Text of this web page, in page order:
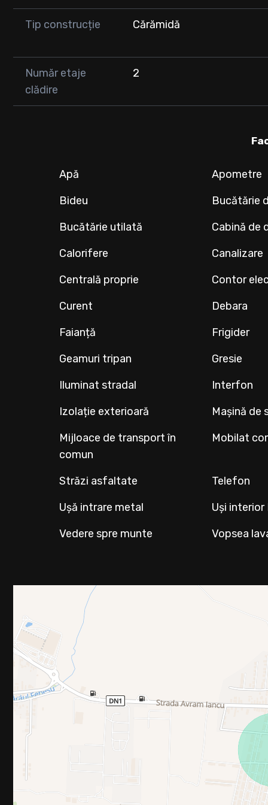
Tip construcție Cărămidă
Număr etaje
clădire
2
Apă Apometre
Bideu
Bucătărie
Bucătărie utilată
Cabină de
Calorifere
Canalizare
Centrală proprie
Contor
Curent
Debara
Faianță
Frigider
Geamuri tripan
Gresie
Iluminat stradal
Interfon
Izolație exterioară
Mașină de
Mijloace de transport în
comun
Mobilat
Străzi asfaltate Telefon
Ușă intrare metal
Uși interior
Vedere spre munte
Vopsea